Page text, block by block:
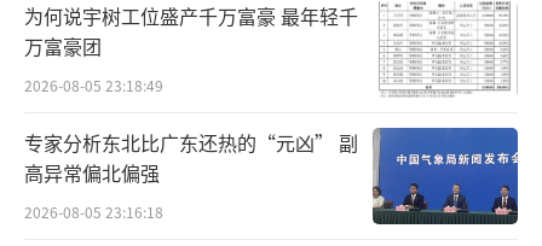
为何说宇树工位盛产千万富豪 最年轻千
万富豪团
2026-08-05 23:18:49
专家分析东北比广东还热的“元凶” 副
高异常偏北偏强
2026-08-05 23:16:18